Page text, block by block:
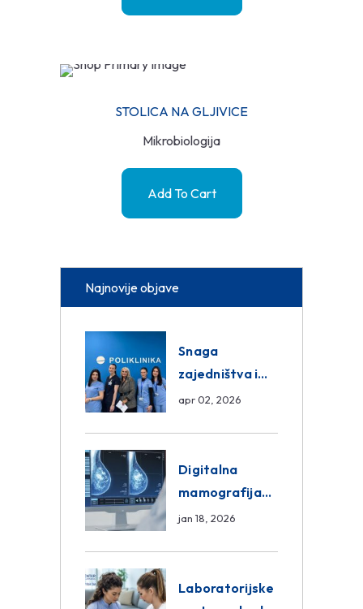
STOLICA NA GLJIVICE
Mikrobiologija
Add To Cart
Najnovije objave
Snaga
zajedništva i
razmjena
Group
apr 02, 2026
Digitalna
mamografija
Sarajevo –
Centar
jan 18, 2026
Laboratorijske